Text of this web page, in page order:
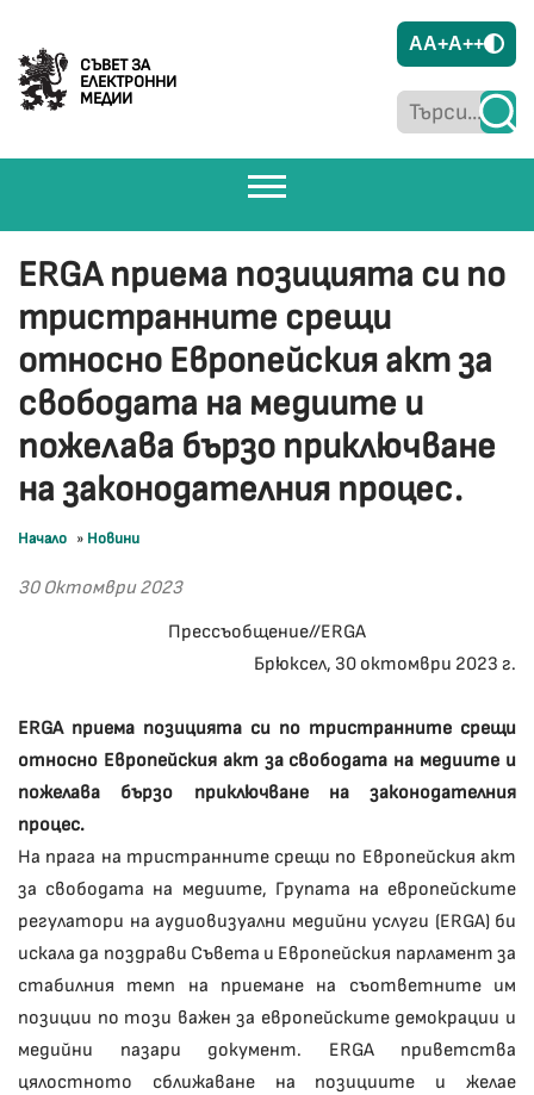
СЪВЕТ ЗА
ЕЛЕКТРОННИ
МЕДИИ
AA+A++
ERGA приема позицията си по
тристранните срещи
относно Европейския акт за
свободата на медиите и
пожелава бързо приключване
на законодателния процес.
Начало » Новини
30 Октомври 2023
Прессъобщение//ERGA
Брюксел, 30 октомври 2023 г.
ERGA приема позицията си по тристранните срещи
относно Европейския акт за свободата на медиите и
пожелава бързо приключване на законодателния
процес.
На прага на тристранните срещи по Европейския акт
за свободата на медиите, Групата на европейските
регулатори на аудиовизуални медийни услуги (ERGA) би
искала да поздрави Съвета и Европейския парламент за
стабилния темп на приемане на съответните им
позиции по този важен за европейските демокрации и
медийни пазари документ. ERGA приветства
цялостното сближаване на позициите и желае